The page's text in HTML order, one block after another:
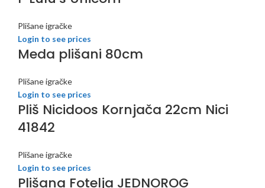
Plišane igračke
Login to see prices
Meda plišani 80cm
Plišane igračke
Login to see prices
Pliš Nicidoos Kornjača 22cm Nici
41842
Plišane igračke
Login to see prices
Plišana Fotelja JEDNOROG